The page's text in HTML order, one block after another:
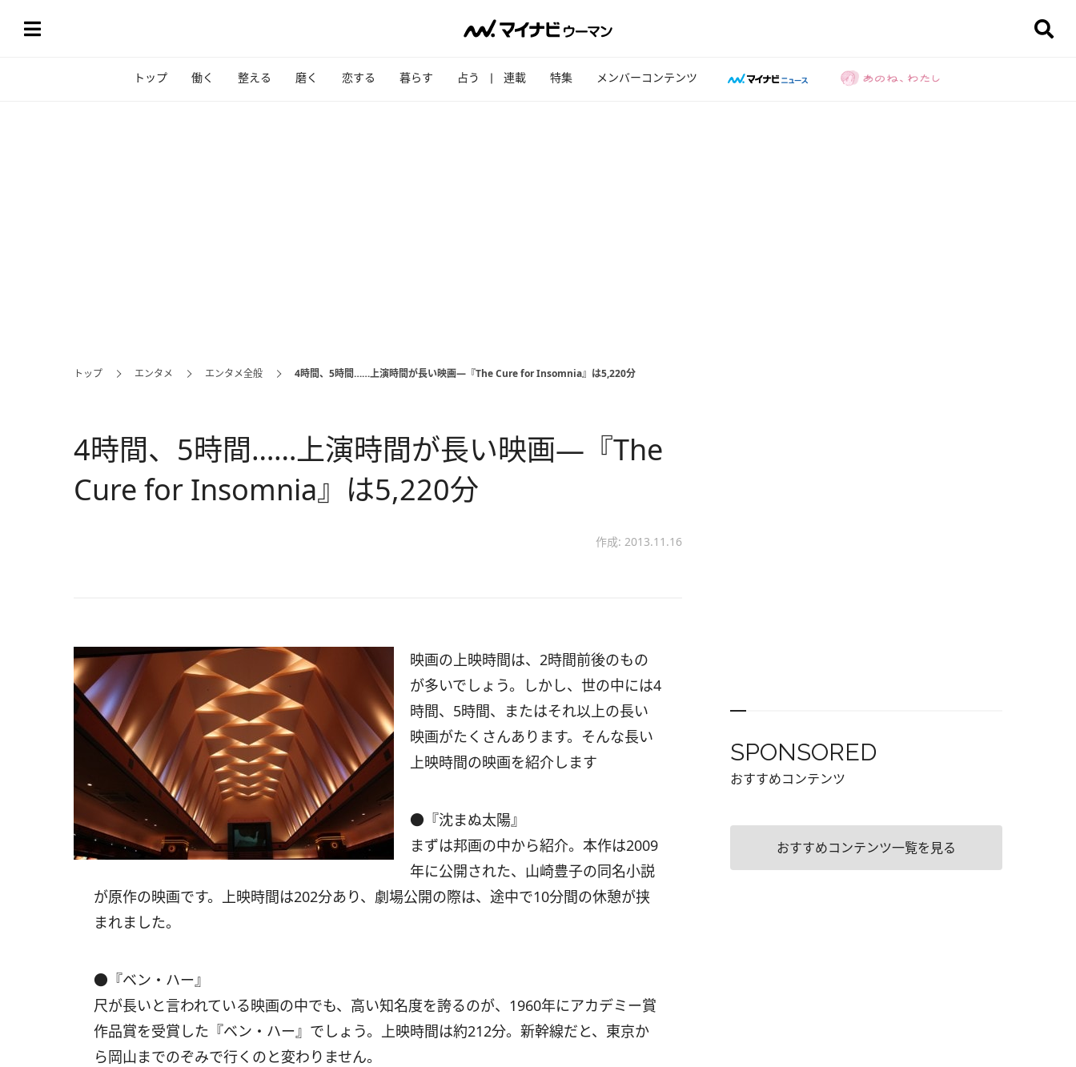
トップ 働く 整える 磨く 恋する 暮らす 占う 連載 特集 メンバーコンテンツ
トップ エンタメ エンタメ全般 4時間、5時間……上演時間が長い映画―『The Cure for Insomnia』は5,220分
4時間、5時間……上演時間が長い映画―『The
Cure for Insomnia』は5,220分
作成: 2013.11.16
映画の上映時間は、2時間前後のもの
が多いでしょう。しかし、世の中には4
時間、5時間、またはそれ以上の長い
映画がたくさんあります。そんな長い
上映時間の映画を紹介します
●『沈まぬ太陽』
まずは邦画の中から紹介。本作は2009
年に公開された、山崎豊子の同名小説
が原作の映画です。上映時間は202分あり、劇場公開の際は、途中で10分間の休憩が挟
まれました。
●『ベン・ハー』
尺が長いと言われている映画の中でも、高い知名度を誇るのが、1960年にアカデミー賞
作品賞を受賞した『ベン・ハー』でしょう。上映時間は約212分。新幹線だと、東京か
ら岡山までのぞみで行くのと変わりません。
SPONSORED
おすすめコンテンツ
おすすめコンテンツ一覧を見る